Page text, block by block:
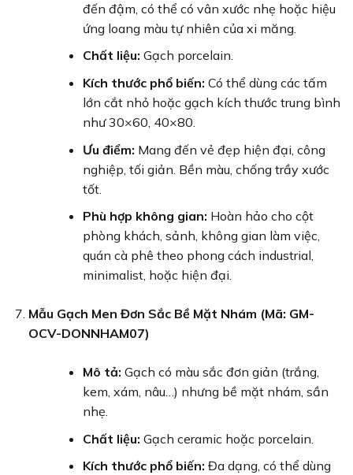
đến đậm, có thể có vân xước nhẹ hoặc hiệu
ứng loang màu tự nhiên của xi măng.
Chất liệu: Gạch porcelain.
Kích thước phổ biến: Có thể dùng các tấm
lớn cắt nhỏ hoặc gạch kích thước trung bình
như 30×60, 40×80.
Ưu điểm: Mang đến vẻ đẹp hiện đại, công
nghiệp, tối giản. Bền màu, chống trầy xước
tốt.
Phù hợp không gian: Hoàn hảo cho cột
phòng khách, sảnh, không gian làm việc,
quán cà phê theo phong cách industrial,
minimalist, hoặc hiện đại.
Mẫu Gạch Men Đơn Sắc Bề Mặt Nhám (Mã: GM-
OCV-DONNHAM07)
Mô tả: Gạch có màu sắc đơn giản (trắng,
kem, xám, nâu…) nhưng bề mặt nhám, sần
nhẹ.
Chất liệu: Gạch ceramic hoặc porcelain.
Kích thước phổ biến: Đa dạng, có thể dùng